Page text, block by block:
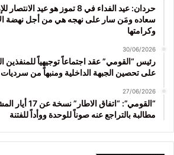
حردان: عيد الفداء في 8 تموز هو
سعاده ومَن سار على نهجه هي من أجل نهضة
وكرامتها
30/06/2026
رئيس “القومي” عقد اجتماعاً توجيهياً للمنفذين
على تحصين الجبهة الداخلية ومنبهاً من سرديات
27/06/2026
“القومي”:
مطالبة بالتراجع عنه صوناً للوحدة ووأداً للفتنة